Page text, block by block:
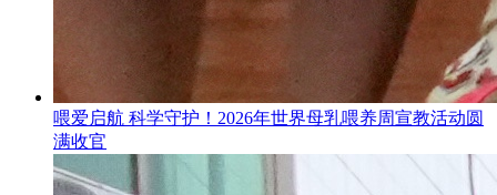
喂爱启航 科学守护！2026年世界母乳喂养周宣教活动圆
满收官